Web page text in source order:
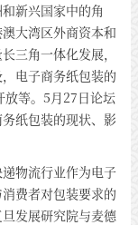
新兴国家中的角
大湾区外商资本和
三角一体化发展，
电子商务纸包装的
放等。5月27日论坛
纸包装的现状、影
物流行业作为电子
费者对包装要求的
发展研究院与麦德